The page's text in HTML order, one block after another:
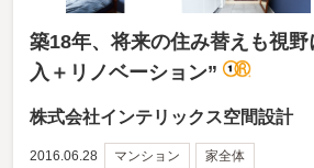
築18年、将来の住み替えも視
入＋リノベーション”
株式会社インテリックス空間設計
2016.06.28 マンション 家全体